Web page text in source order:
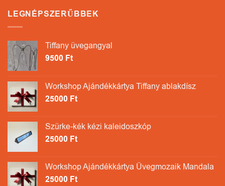
LEGNÉPSZERŰBBEK
Tiffany üvegangyal
9500 Ft
Workshop Ajándékkártya Tiffany ablakdísz
25000 Ft
Szürke-kék kézi kaleidoszkóp
25000 Ft
Workshop Ajándékkártya Üvegmozaik Mandala
25000 Ft